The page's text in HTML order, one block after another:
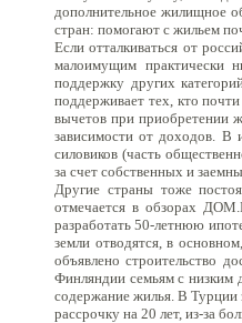
дополнительное жилищное
стран: помогают с жильем
Если отталкиваться от
малоимущим практически
поддержку других
поддерживает тех, кто
вычетов при приобретении
зависимости от доходов. В
силовиков (часть
за счет собственных и
Другие страны тоже
отмечается в обзорах
разработать 50-летнюю
земли отводятся, в
объявлено строительство
Финляндии семьям с низким
содержание жилья. В Турции
рассрочку на 20 лет, из-за